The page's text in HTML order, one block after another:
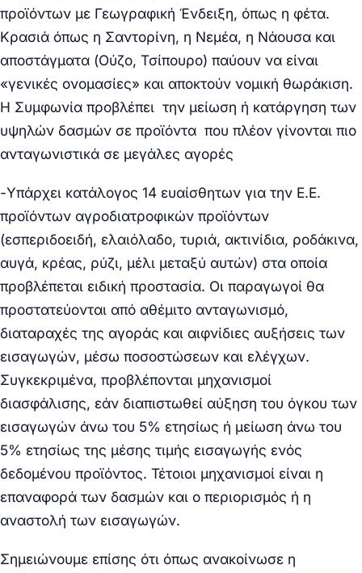
προϊόντων με Γεωγραφική Ένδειξη, όπως η φέτα.
Κρασιά όπως η Σαντορίνη, η Νεμέα, η Νάουσα και
αποστάγματα (Ούζο, Τσίπουρο) παύουν να είναι
«γενικές ονομασίες» και αποκτούν νομική θωράκιση.
Η Συμφωνία προβλέπει την μείωση ή κατάργηση των
υψηλών δασμών σε προϊόντα που πλέον γίνονται πιο
ανταγωνιστικά σε μεγάλες αγορές
-Υπάρχει κατάλογος 14 ευαίσθητων για την Ε.Ε.
προϊόντων αγροδιατροφικών προϊόντων
(εσπεριδοειδή, ελαιόλαδο, τυριά, ακτινίδια, ροδάκινα,
αυγά, κρέας, ρύζι, μέλι μεταξύ αυτών) στα οποία
προβλέπεται ειδική προστασία. Οι παραγωγοί θα
προστατεύονται από αθέμιτο ανταγωνισμό,
διαταραχές της αγοράς και αιφνίδιες αυξήσεις των
εισαγωγών, μέσω ποσοστώσεων και ελέγχων.
Συγκεκριμένα, προβλέπονται μηχανισμοί
διασφάλισης, εάν διαπιστωθεί αύξηση του όγκου των
εισαγωγών άνω του 5% ετησίως ή μείωση άνω του
5% ετησίως της μέσης τιμής εισαγωγής ενός
δεδομένου προϊόντος. Τέτοιοι μηχανισμοί είναι η
επαναφορά των δασμών και ο περιορισμός ή η
αναστολή των εισαγωγών.
Σημειώνουμε επίσης ότι όπως ανακοίνωσε η